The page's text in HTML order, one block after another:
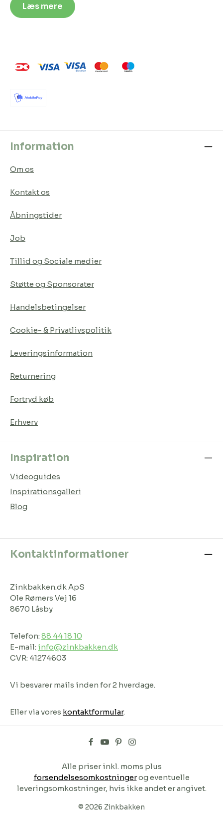
Læs mere
Information
Om os
Kontakt os
Åbningstider
Job
Tillid og Sociale medier
Støtte og Sponsorater
Handelsbetingelser
Cookie- & Privatlivspolitik
Leveringsinformation
Returnering
Fortryd køb
Erhverv
Inspiration
Videoguides
Inspirationsgalleri
Blog
Kontaktinformationer
Zinkbakken.dk ApS
Ole Rømers Vej 16
8670 Låsby
Telefon: 88 44 18 10
E-mail: info@zinkbakken.dk
CVR: 41274603
Vi besvarer mails inden for 2 hverdage.
Eller via vores kontaktformular.
© 2026 Zinkbakken
Alle priser inkl. moms plus
forsendelsesomkostningerog eventuelle
leveringsomkostninger, hvis ikke andet er angivet.